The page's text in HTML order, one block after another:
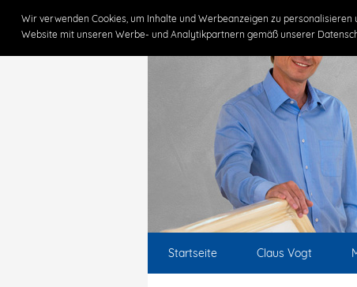
Wir verwenden Cookies, um Inhalte und Werbeanzeigen zu
Website mit unseren Werbe- und Analytikpartnern gemäß unserer
Startseite Claus Vogt